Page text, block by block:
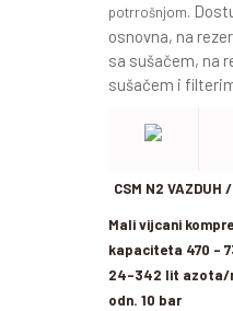
potrrošnjom.
osnovna, na
sa sušačem, na
sušačem i
CSM N2 VAZDUH /
Mali vijcani
kapaciteta 470 –
24-342 lit azota/
odn. 10 bar